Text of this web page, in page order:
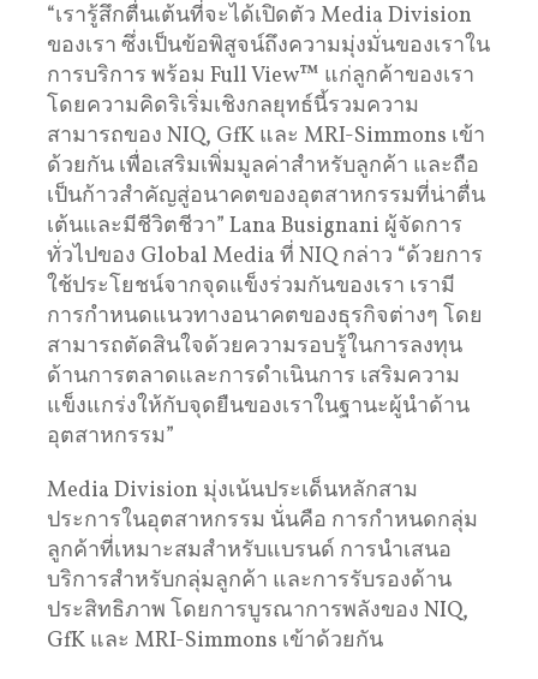
“เรารู้สึกตื่นเต้นที่จะได้เปิดตัว Media Division
ของเรา ซึ่งเป็นข้อพิสูจน์ถึงความมุ่งมั่นของเราใน
การบริการ พร้อม Full View™ แก่ลูกค้าของเรา
โดยความคิดริเริ่มเชิงกลยุทธ์นี้รวมความ
สามารถของ NIQ, GfK และ MRI-Simmons เข้า
ด้วยกัน เพื่อเสริมเพิ่มมูลค่าสำหรับลูกค้า และถือ
เป็นก้าวสำคัญสู่อนาคตของอุตสาหกรรมที่น่าตื่น
เต้นและมีชีวิตชีวา” Lana Busignani ผู้จัดการ
ทั่วไปของ Global Media ที่ NIQ กล่าว “ด้วยการ
ใช้ประโยชน์จากจุดแข็งร่วมกันของเรา เรามี
การกำหนดแนวทางอนาคตของธุรกิจต่างๆ โดย
สามารถตัดสินใจด้วยความรอบรู้ในการลงทุน
ด้านการตลาดและการดำเนินการ เสริมความ
แข็งแกร่งให้กับจุดยืนของเราในฐานะผู้นำด้าน
อุตสาหกรรม”
Media Division มุ่งเน้นประเด็นหลักสาม
ประการในอุตสาหกรรม นั่นคือ การกำหนดกลุ่ม
ลูกค้าที่เหมาะสมสำหรับแบรนด์ การนำเสนอ
บริการสำหรับกลุ่มลูกค้า และการรับรองด้าน
ประสิทธิภาพ โดยการบูรณาการพลังของ NIQ,
GfK และ MRI-Simmons เข้าด้วยกัน